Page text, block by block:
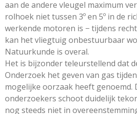
aan de andere vleugel maximum
rolhoek niet tussen 3º en 5º in de
werkende motoren is −tijdens
kan het vliegtuig onbestuurbaar
Natuurkunde is overal.
Het is bijzonder teleurstellend dat
Onderzoek het geven van gas
mogelijke oorzaak heeft genoemd.
onderzoekers schoot duidelijk
nog steeds niet in